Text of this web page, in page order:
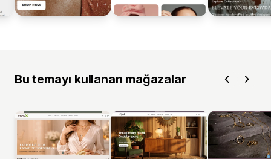
Bu temayı kullanan mağazalar